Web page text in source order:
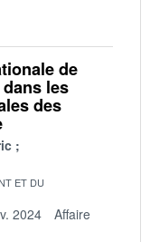
de
les
des
ET DU
2024
Affaire